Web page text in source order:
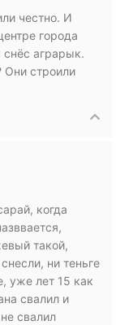
честно. И
города
аграрык.
Они строили
когда
такой,
ни теньге
уже лет 15 как
свалил и
свалил